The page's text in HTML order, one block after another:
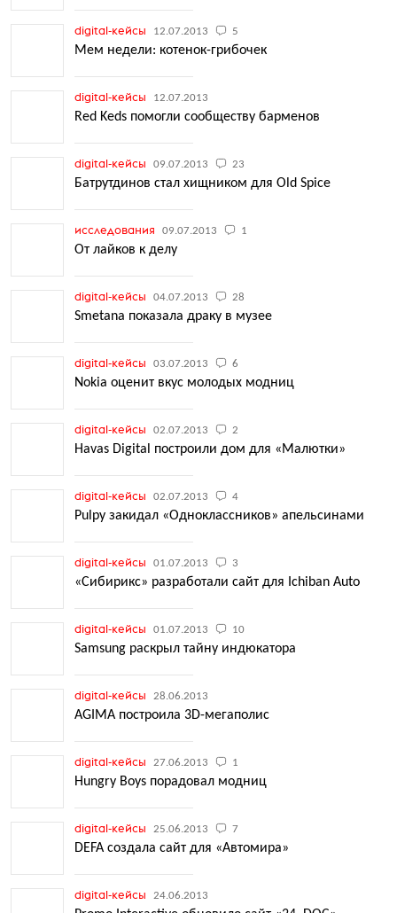
digital-кейсы 12.07.2013 5
Мем недели: котенок-грибочек
digital-кейсы 12.07.2013
Red Keds помогли сообществу барменов
digital-кейсы 09.07.2013 23
Батрутдинов стал хищником для Old Spice
исследования 09.07.2013 1
От лайков к делу
digital-кейсы 04.07.2013 28
Smetana показала драку в музее
digital-кейсы 03.07.2013 6
Nokia оценит вкус молодых модниц
digital-кейсы 02.07.2013 2
Havas Digital построили дом для «Малютки»
digital-кейсы 02.07.2013 4
Pulpy закидал «Одноклассников» апельсинами
digital-кейсы 01.07.2013 3
«Сибирикс» разработали сайт для Ichiban Auto
digital-кейсы 01.07.2013 10
Samsung раскрыл тайну индюкатора
digital-кейсы 28.06.2013
AGIMA построила 3D-мегаполис
digital-кейсы 27.06.2013 1
Hungry Boys порадовал модниц
digital-кейсы 25.06.2013 7
DEFA создала сайт для «Автомира»
digital-кейсы 24.06.2013